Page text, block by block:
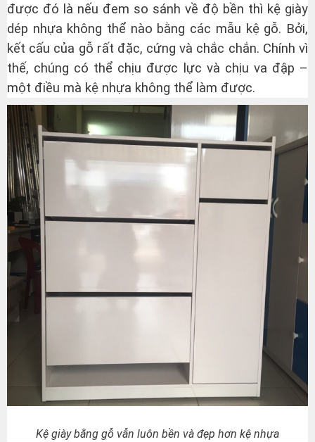
được đó là nếu đem so sánh về độ bền thì kệ giày
dép nhựa không thể nào bằng các mẫu kệ gỗ. Bởi,
kết cấu của gỗ rất đặc, cứng và chắc chắn. Chính vì
thế, chúng có thể chịu được lực và chịu va đập –
một điều mà kệ nhựa không thể làm được.
Kệ giày bằng gỗ vẫn luôn bền và đẹp hơn kệ nhựa